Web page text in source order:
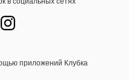
приложений Клубка